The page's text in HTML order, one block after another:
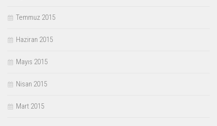
Temmuz 2015
Haziran 2015
Mayıs 2015
Nisan 2015
Mart 2015